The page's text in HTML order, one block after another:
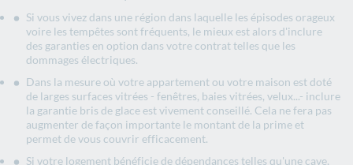
Si vous vivez dans une région dans laquelle les épisodes orageux
voire les tempêtes sont fréquents, le mieux est alors d'inclure
des garanties en option dans votre contrat telles que les
dommages électriques.
Dans la mesure où votre appartement ou votre maison est doté
de larges surfaces vitrées - fenêtres, baies vitrées, velux...- inclure
la garantie bris de glace est vivement conseillé. Cela ne fera pas
augmenter de façon importante le montant de la prime et
permet de vous couvrir efficacement.
Si votre logement bénéficie de dépendances telles qu'une cave,